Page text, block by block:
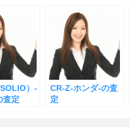
）-
査定
CR-Z-ホンダ-の査
定